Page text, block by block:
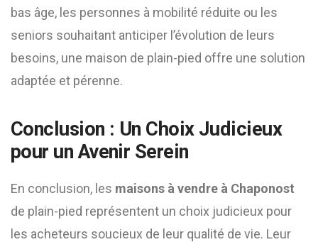
bas âge, les personnes à mobilité réduite ou les
seniors souhaitant anticiper l’évolution de leurs
besoins, une maison de plain-pied offre une solution
adaptée et pérenne.
Conclusion : Un Choix Judicieux
pour un Avenir Serein
En conclusion, les maisons à vendre à Chaponost
de plain-pied représentent un choix judicieux pour
les acheteurs soucieux de leur qualité de vie. Leur